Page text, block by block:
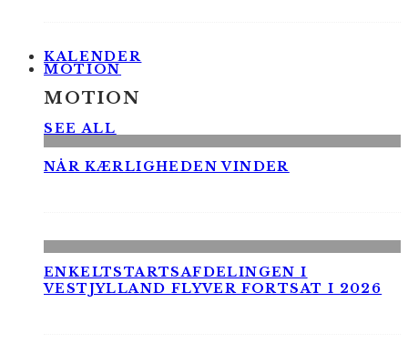
KALENDER
MOTION
MOTION
SEE ALL
NÅR KÆRLIGHEDEN VINDER
ENKELTSTARTSAFDELINGEN I
VESTJYLLAND FLYVER FORTSAT I 2026